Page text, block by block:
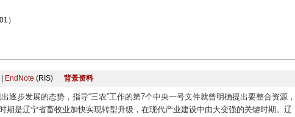
）
EndNote (RIS) 背景资料
逐步发展的态势，指导“三农”工作的第7个中央一号文件就曾明确提出要整合资源，
期是辽宁省畜牧业加快实现转型升级，在现代产业建设中由大变强的关键时期。辽